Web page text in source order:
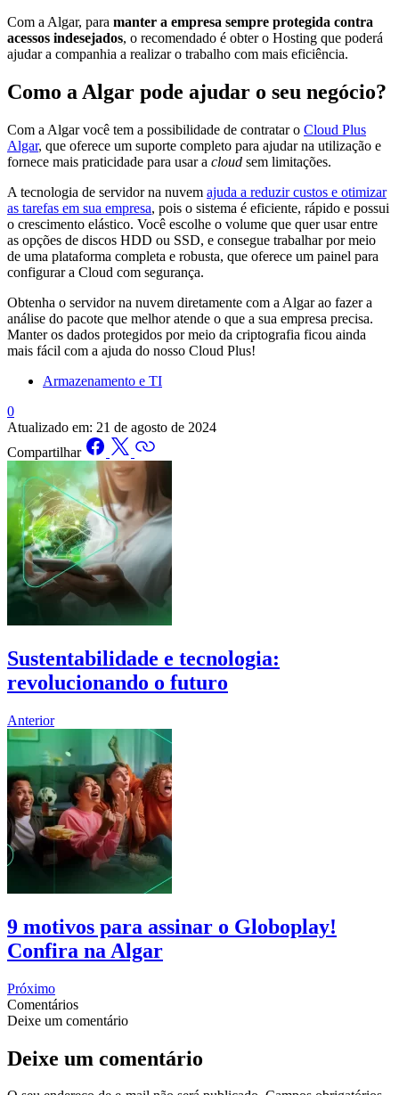
Com a Algar, para manter a empresa sempre protegida contra
acessos indesejados, o recomendado é obter o Hosting que poderá
ajudar a companhia a realizar o trabalho com mais eficiência.
Como a Algar pode ajudar o seu negócio?
Com a Algar você tem a possibilidade de contratar o Cloud Plus
Algar, que oferece um suporte completo para ajudar na utilização e
fornece mais praticidade para usar a cloud sem limitações.
A tecnologia de servidor na nuvem ajuda a reduzir custos e otimizar
as tarefas em sua empresa, pois o sistema é eficiente, rápido e possui
o crescimento elástico. Você escolhe o volume que quer usar entre
as opções de discos HDD ou SSD, e consegue trabalhar por meio
de uma plataforma completa e robusta, que oferece um painel para
configurar a Cloud com segurança.
Obtenha o servidor na nuvem diretamente com a Algar ao fazer a
análise do pacote que melhor atende o que a sua empresa precisa.
Manter os dados protegidos por meio da criptografia ficou ainda
mais fácil com a ajuda do nosso Cloud Plus!
Armazenamento e TI
0
Atualizado em: 21 de agosto de 2024
Compartilhar
Sustentabilidade e tecnologia:
revolucionando o futuro
Anterior
9 motivos para assinar o Globoplay!
Confira na Algar
Próximo
Comentários
Deixe um comentário
Deixe um comentário